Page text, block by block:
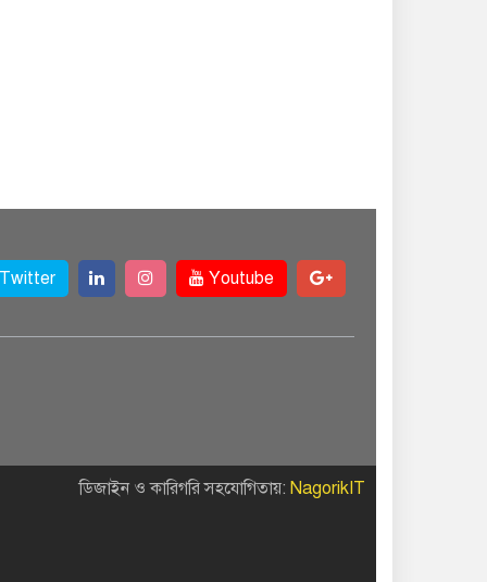
Twitter Youtube
ডিজাইন ও কারিগরি সহযোগিতায়: NagorikIT